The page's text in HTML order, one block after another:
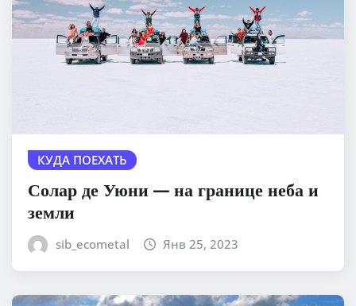
КУДА ПОЕХАТЬ
Солар де Уюни — на границе неба и
земли
sib_ecometal Янв 25, 2023